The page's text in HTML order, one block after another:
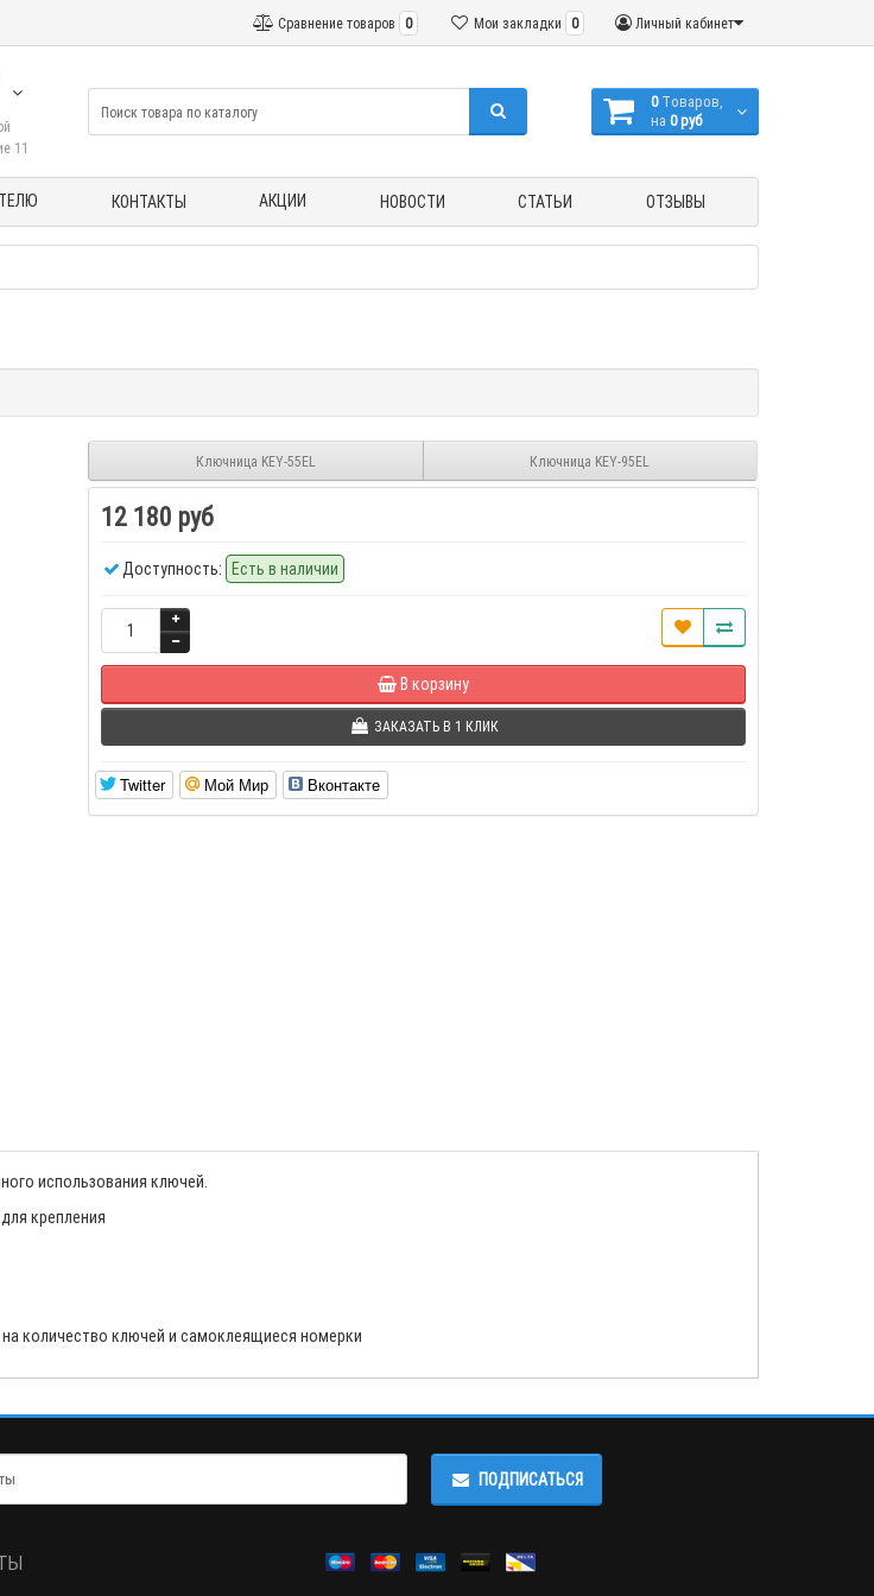
Личный кабинет
Мои закладки 0
Сравнение товаров 0
11
0 Tоваров,
на 0 руб
КОНТАКТЫ АКЦИИ НОВОСТИ СТАТЬИ ОТЗЫВЫ
Ключница KEY-55EL Ключница KEY-95EL
12 180 руб
Доступность: Есть в наличии
В корзину
ЗАКАЗАТЬ В 1 КЛИК
Twitter Мой Мир Вконтакте
использования ключей.
крепления
количество ключей и самоклеящиеся номерки
ПОДПИСАТЬСЯ